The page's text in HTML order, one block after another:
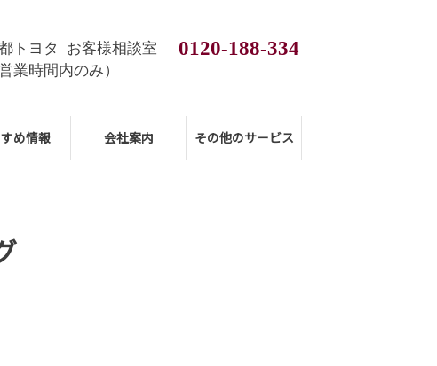
トヨタ お客様相談室
営業時間内のみ）
0120-188-334
め情報 会社案内 その他のサービス